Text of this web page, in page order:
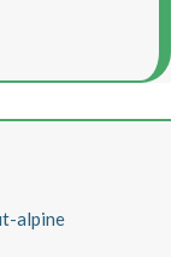
alpine